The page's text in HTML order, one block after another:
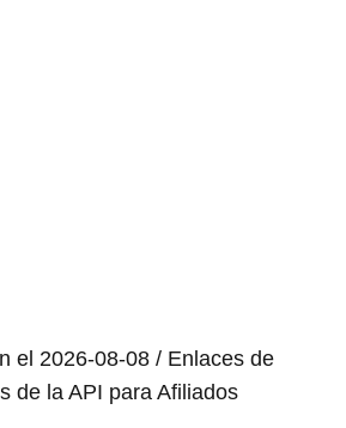
el 2026-08-08 / Enlaces de
de la API para Afiliados